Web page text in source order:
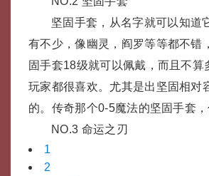
坚固手套，从名字就可以知道
有不少，像幽灵，阎罗等等都不错
固手套18级就可以佩戴，而且不
玩家都很喜欢。尤其是出坚固相对
的。传奇那个0-5魔法的坚固手套
NO.3 命运之刃
1
2